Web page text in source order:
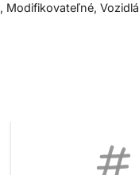
, Modifikovateľné, Vozidlá